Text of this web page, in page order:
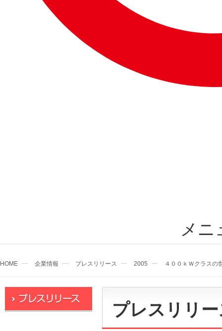
メニ
HOME 企業情報 プレスリリース 2005 ４００ｋＷクラスの
プレスリリ